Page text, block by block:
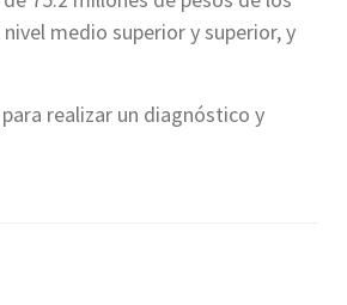
medio superior y superior, y
realizar un diagnóstico y